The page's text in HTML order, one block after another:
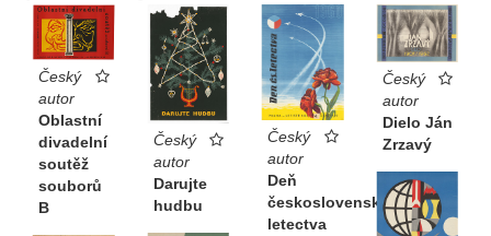
Český
autor
Oblastní
divadelní
soutěž
souborů
B
Český
autor
Darujte
hudbu
Český
autor
Deň
československého
letectva
Český
autor
Dielo Ján
Zrzavý